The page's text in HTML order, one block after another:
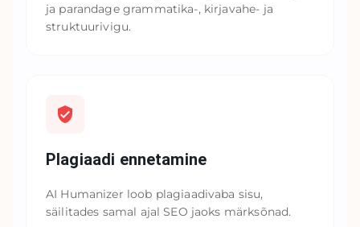
ja parandage grammatika-, kirjavahe- ja
struktuurivigu.
Plagiaadi ennetamine
AI Humanizer loob plagiaadivaba sisu,
säilitades samal ajal SEO jaoks märksõnad.